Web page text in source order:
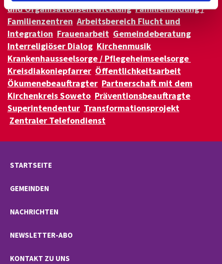
und Organisationsentwicklung Familienbildung /
Familienzentren Arbeitsbereich Flucht und
Integration Frauenarbeit Gemeindeberatung
Interreligiöser Dialog Kirchenmusik
Krankenhausseelsorge / Pflegeheimseelsorge
Kreisdiakoniepfarrer Öffentlichkeitsarbeit
Ökumenebeauftragter Partnerschaft mit dem
Kirchenkreis Soweto Präventionsbeauftragte
Superintendentur Transformationsprojekt
Zentraler Telefondienst
STARTSEITE
GEMEINDEN
NACHRICHTEN
NEWSLETTER-ABO
KONTAKT ZU UNS